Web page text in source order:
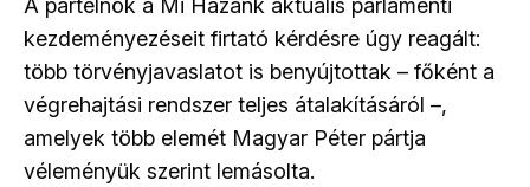
A pártelnök a Mi Hazánk aktuális parlamenti
kezdeményezéseit firtató kérdésre úgy reagált:
több törvényjavaslatot is benyújtottak – főként a
végrehajtási rendszer teljes átalakításáról –,
amelyek több elemét Magyar Péter pártja
véleményük szerint lemásolta.